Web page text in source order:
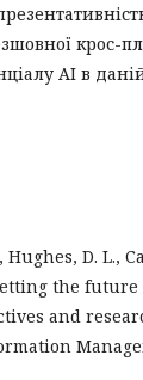
крос-
AI в
D. L.,
the
and